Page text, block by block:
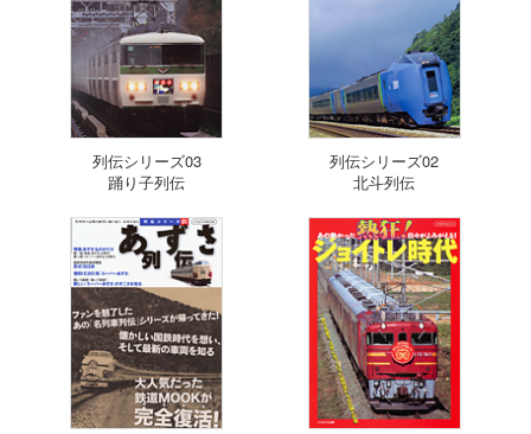
列伝シリーズ03
踊り子列伝
列伝シリーズ02
北斗列伝